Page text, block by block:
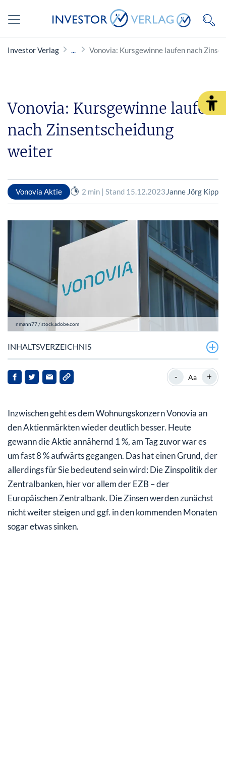
Investor Verlag Vonovia: Kursgewinne laufen nach
Vonovia: Kursgewinne laufen
nach Zinsentscheidung
weiter
Vonovia Aktie 2 min | Stand 15.12.2023 Janne Jörg Kipp
nmann77 / stock.adobe.com
INHALTSVERZEICHNIS
Vonovia: Zinsen sind mitentscheidend
Vonovia: Schöne Erholung – aber teuer WKN: A1ML7J –
ISIN: DE000A1ML7J1
- Aa +
Inzwischen geht es dem Wohnungskonzern Vonovia an
den Aktienmärkten wieder deutlich besser. Heute
gewann die Aktie annähernd 1 %, am Tag zuvor war es
um fast 8 % aufwärts gegangen. Das hat einen Grund, der
allerdings für Sie bedeutend sein wird: Die Zinspolitik der
Zentralbanken, hier vor allem der EZB – der
Europäischen Zentralbank. Die Zinsen werden zunächst
nicht weiter steigen und ggf. in den kommenden Monaten
sogar etwas sinken.